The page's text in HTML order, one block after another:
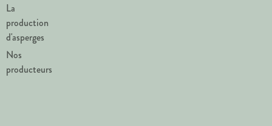
La
production
d'asperges
Nos
producteurs